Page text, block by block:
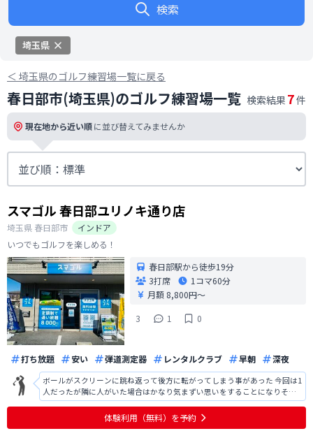
検索
埼玉県
＜ 埼玉県のゴルフ練習場一覧に戻る
春日部市(埼玉県)のゴルフ練習場一覧 検索結果 7件
現在地から近い順に並び替えてみませんか
スマゴル 春日部ユリノキ通り店
埼玉県 春日部市
インドア
いつでもゴルフを楽しめる！
春日部駅から徒歩19分
3打席
1コマ60分
月額 8,800円〜
3
1 0
打ち放題 安い 弾道測定器 レンタルクラブ 早朝 深夜
ボールがスクリーンに跳ね返って後方に転がってしまう事があった 今回は1
人だったが隣に人がいた場合はかなり気まずい思いをすることになりそう
駐車場が2台分あるが左側はほぼ停めれないと言ってもいいほど停めづらい
右側も停めやすくはないので駐車場を理由に通わなくなりそう 店内にトイ
レが見当たらなかった
体験利用（無料）を予約